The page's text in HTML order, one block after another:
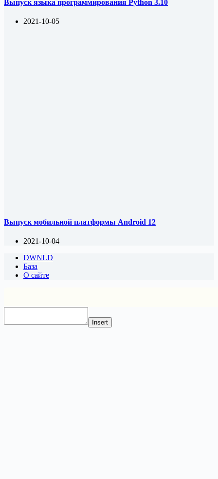
Выпуск языка программирования Python 3.10
2021-10-05
Выпуск мобильной платформы Android 12
2021-10-04
DWNLD
База
О сайте
Insert